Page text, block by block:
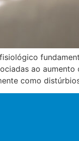
ao
como